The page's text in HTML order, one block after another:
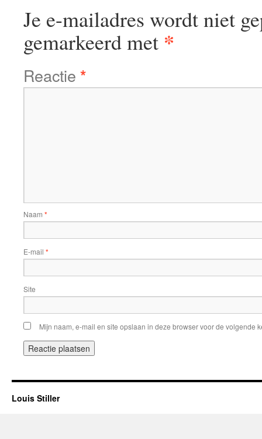
Je e-mailadres wordt niet
gemarkeerd met *
Reactie *
Naam *
E-mail *
Site
Mijn naam, e-mail en site opslaan in deze browser voor de volgende
Louis Stiller